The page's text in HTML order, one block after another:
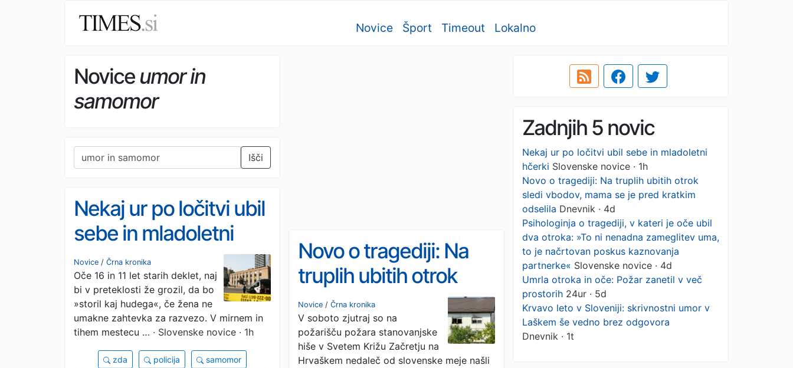
Novice Šport Timeout Lokalno
Novice umor in
samomor
Išči
Zadnjih 5 novic
Nekaj ur po ločitvi ubil sebe in mladoletni
hčerki Slovenske novice · 1h
Novo o tragediji: Na truplih ubitih otrok
sledi vbodov, mama se je pred kratkim
odselila Dnevnik · 4d
Psihologinja o tragediji, v kateri je oče ubil
dva otroka: »To ni nenadna zameglitev uma,
to je načrtovan poskus kaznovanja
partnerke« Slovenske novice · 4d
Umrla otroka in oče: Požar zanetil v več
prostorih 24ur · 5d
Krvavo leto v Sloveniji: skrivnostni umor v
Laškem še vedno brez odgovora
Dnevnik · 1t
Nekaj ur po ločitvi ubil
sebe in mladoletni
hčerki
Novice / Črna kronika
Oče 16 in 11 let starih deklet, naj
bi v preteklosti že grozil, da bo
»storil kaj hudega«, če žena ne
umakne zahtevka za razvezo. V mirnem in
tihem mestecu … · Slovenske novice · 1h
zda policija samomor
Novo o tragediji: Na
truplih ubitih otrok
sledi vbodov, mama
se je pred kratkim
odselila
Novice / Črna kronika
V soboto zjutraj so na
požarišču požara stanovanjske
hiše v Svetem Križu Začretju na
Hrvaškem nedaleč od slovenske meje našli